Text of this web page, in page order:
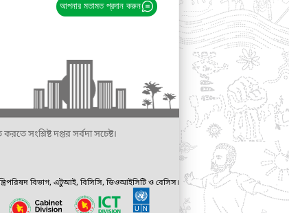
আপনার মতামত প্রদান করুন
সংশ্লিষ্ট দপ্তর সর্বদা সচেষ্ট।
বিভাগ, এটুআই, বিসিসি, ডিওআইসিটি ও বেসিস।